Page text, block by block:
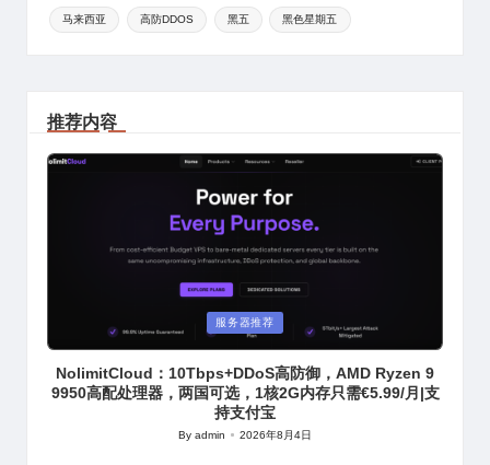
马来西亚 高防DDOS 黑五 黑色星期五
推荐内容
服务器推荐
NolimitCloud：10Tbps+DDoS高防御，AMD Ryzen 9
9950高配处理器，两国可选，1核2G内存只需€5.99/月|支
持支付宝
Posted
Byadmin 2026年8月4日